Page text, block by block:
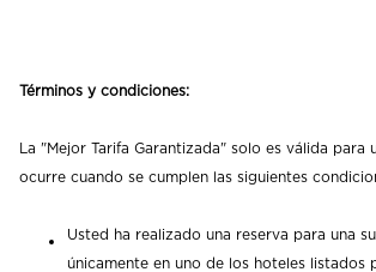
Términos y condiciones:
La "Mejor Tarifa Garantizada" solo es válida para
ocurre cuando se cumplen las siguientes
Usted ha realizado una reserva para una
únicamente en uno de los hoteles listados